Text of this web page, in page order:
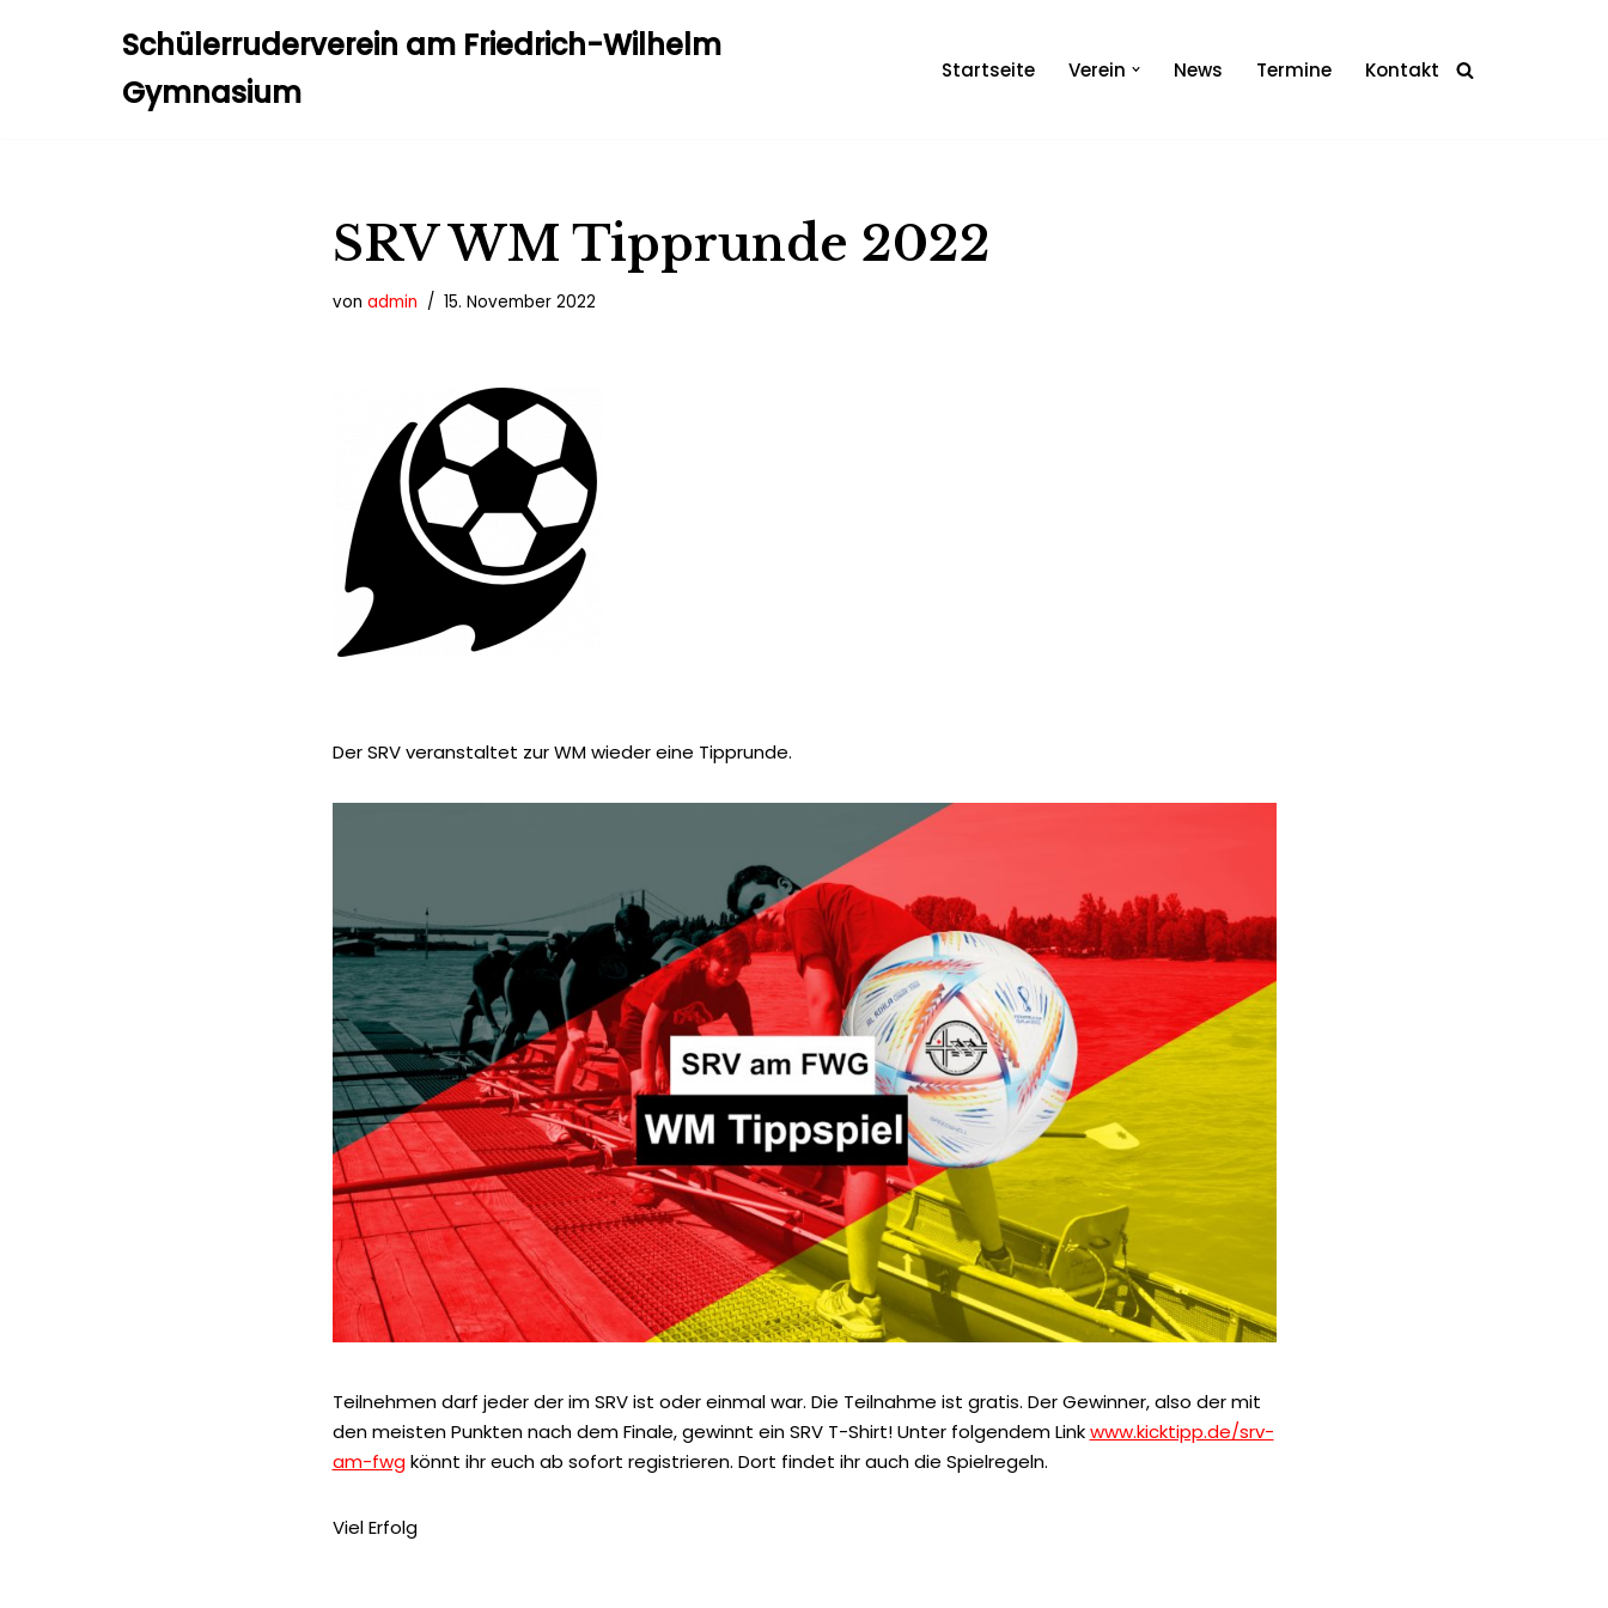
Schülerruderverein am Friedrich-Wilhelm
Gymnasium
Startseite Verein News Termine Kontakt
SRV WM Tipprunde 2022
von admin 15. November 2022
Der SRV veranstaltet zur WM wieder eine Tipprunde.
Teilnehmen darf jeder der im SRV ist oder einmal war. Die Teilnahme ist gratis. Der Gewinner, also der mit
den meisten Punkten nach dem Finale, gewinnt ein SRV T-Shirt! Unter folgendem Linkwww.kicktipp.de/srv-
am-fwgkönnt ihr euch ab sofort registrieren. Dort findet ihr auch die Spielregeln.
Viel Erfolg